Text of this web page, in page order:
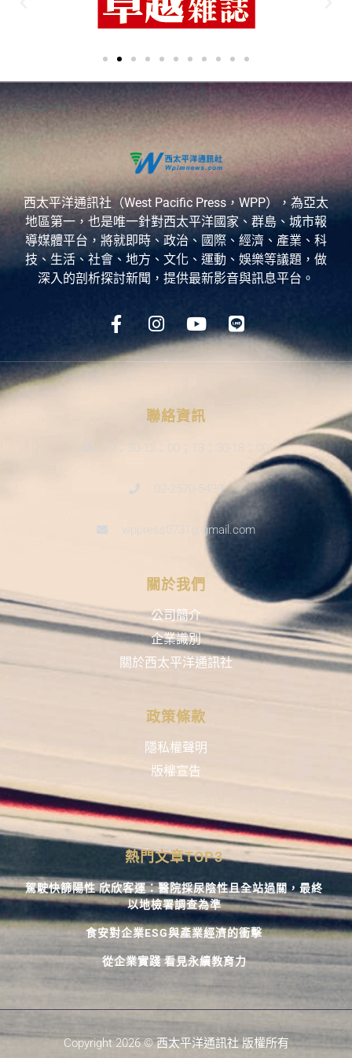
西太平洋通訊社（West Pacific Press，WPP），為亞太
地區第一，也是唯一針對西太平洋國家、群島、城市報
導媒體平台，將就即時、政治、國際、經濟、產業、科
技、生活、社會、地方、文化、運動、娛樂等議題，做
深入的剖析探討新聞，提供最新影音與訊息平台。
聯絡資訊
9：30-12：00；13：30-18：00
02-2570-5439
wppress0731@gmail.com
關於我們
公司簡介
企業識別
關於西太平洋通訊社
政策條款
隱私權聲明
版權宣告
熱門文章TOP3
駕駛快篩陽性 欣欣客運：醫院採尿陰性且全站過關，最終
以地檢署調查為準
食安對企業ESG與產業經濟的衝擊
從企業實踐 看見永續教育力
Copyright 2026 © 西太平洋通訊社 版權所有